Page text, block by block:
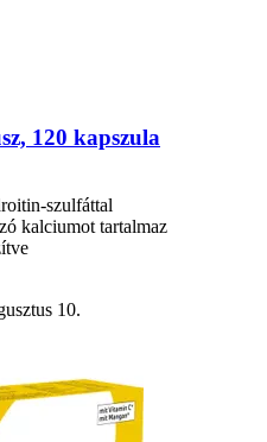
120 kapszula
szulfáttal
kalciumot tartalmaz
10.